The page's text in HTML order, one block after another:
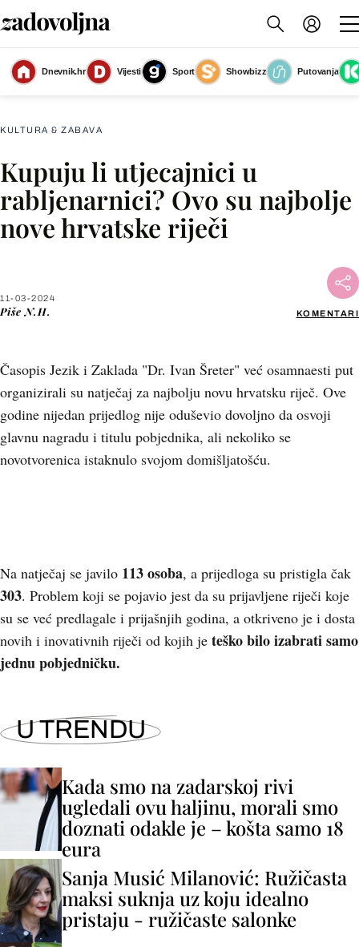
Dnevnik.hr Vijesti Sport Showbizz
Putovanja
Slika nije dostupna
KULTURA & ZABAVA
Kupuju li utjecajnici u
rabljenarnici? Ovo su najbolje
nove hrvatske riječi
11-03-2024
Piše N.H. KOMENTARI
Časopis Jezik i Zaklada "Dr. Ivan Šreter" već osamnaesti put
organizirali su natječaj za najbolju novu hrvatsku riječ. Ove
godine nijedan prijedlog nije oduševio dovoljno da osvoji
glavnu nagradu i titulu pobjednika, ali nekoliko se
novotvorenica istaknulo svojom domišljatošću.
Facebook
X
Na natječaj se javilo 113 osoba, a prijedloga su pristigla čak
303. Problem koji se pojavio jest da su prijavljene riječi koje
su se već predlagale i prijašnjih godina, a otkriveno je i dosta
novih i inovativnih riječi od kojih je teško bilo izabrati samo
jednu pobjedničku.
U TRENDU
Kada smo na zadarskoj rivi
ugledali ovu haljinu, morali smo
doznati odakle je – košta samo 18
eura
Sanja Musić Milanović: Ružičasta
maksi suknja uz koju idealno
pristaju - ružičaste salonke